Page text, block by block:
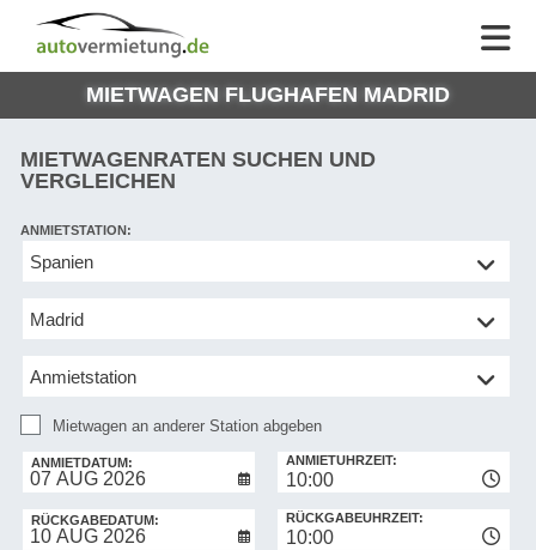
AUTOVERMIETUNG
AUTO
EUROPE
AUTOVERMIETUNG
HILFE
MIETWAGEN FLUGHAFEN MADRID
MIETWAGENRATEN SUCHEN UND
VERGLEICHEN
Mietwagen
anderer
ANMIETSTATION:
Mietwagen an anderer Station abgeben
ANMIETDATUM:
10:00
ANMIETUHRZEIT:
RÜCKGABEDATUM:
10:00
RÜCKGABEUHRZEIT: